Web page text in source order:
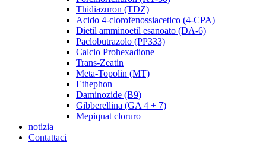
Thidiazuron (TDZ)
Acido 4-clorofenossiacetico (4-CPA)
Dietil amminoetil esanoato (DA-6)
Paclobutrazolo (PP333)
Calcio Prohexadione
Trans-Zeatin
Meta-Topolin (MT)
Ethephon
Daminozide (B9)
Gibberellina (GA 4 + 7)
Mepiquat cloruro
notizia
Contattaci